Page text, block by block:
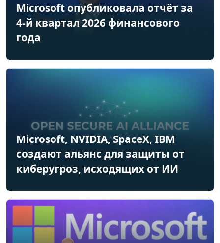
Microsoft опубликовала отчёт за
4-й квартал 2026 финансового
года
Microsoft, NVIDIA, SpaceX, IBM
создают альянс для защиты от
киберугроз, исходящих от ИИ